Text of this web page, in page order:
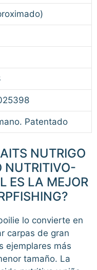
Patentado
NUTRIGO
NUTRITIVO-
ES LA MEJOR
lo convierte en
carpas de gran
ejemplares más
tamaño. La